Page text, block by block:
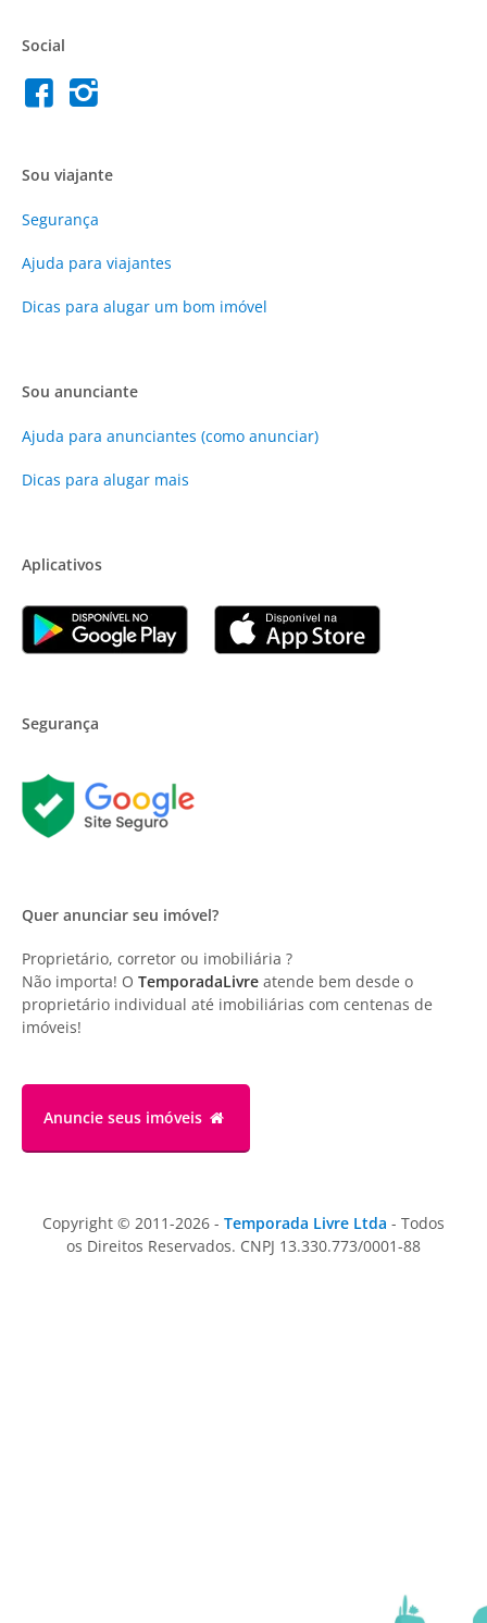
Social
Sou viajante
Segurança
Ajuda para viajantes
Dicas para alugar um bom imóvel
Sou anunciante
Ajuda para anunciantes (como anunciar)
Dicas para alugar mais
Aplicativos
Segurança
Quer anunciar seu imóvel?
Proprietário, corretor ou imobiliária ?
Não importa! O TemporadaLivre atende bem desde o
proprietário individual até imobiliárias com centenas de
imóveis!
Anuncie seus imóveis
Copyright © 2011-2026 - Temporada Livre Ltda - Todos
os Direitos Reservados. CNPJ 13.330.773/0001-88